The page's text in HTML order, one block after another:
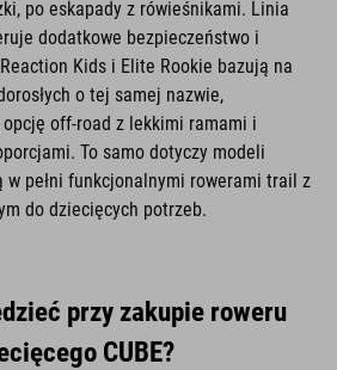
po eskapady z rówieśnikami. Linia
dodatkowe bezpieczeństwo i
Kids i Elite Rookie bazują na
o tej samej nazwie,
off-road z lekkimi ramami i
To samo dotyczy modeli
w pełni funkcjonalnymi rowerami trail z
do dziecięcych potrzeb.
przy zakupie roweru
CUBE?